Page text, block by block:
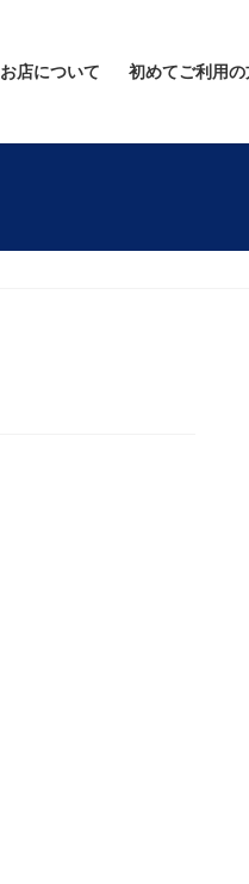
お店について 初めてご利用